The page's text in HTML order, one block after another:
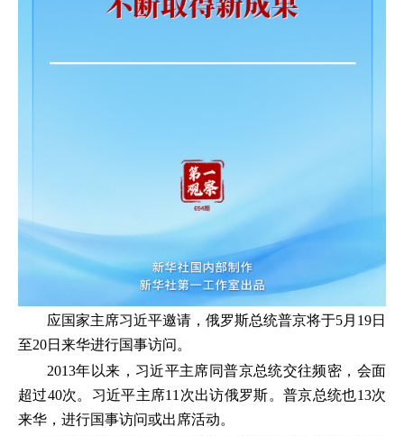
应国家主席习近平邀请，俄罗斯总统普京将于5月19日
至20日来华进行国事访问。
2013年以来，习近平主席同普京总统交往频密，会面
超过40次。习近平主席11次出访俄罗斯。普京总统也13次
来华，进行国事访问或出席活动。